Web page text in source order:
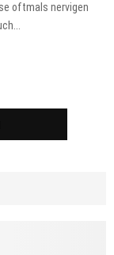
oftmals nervigen